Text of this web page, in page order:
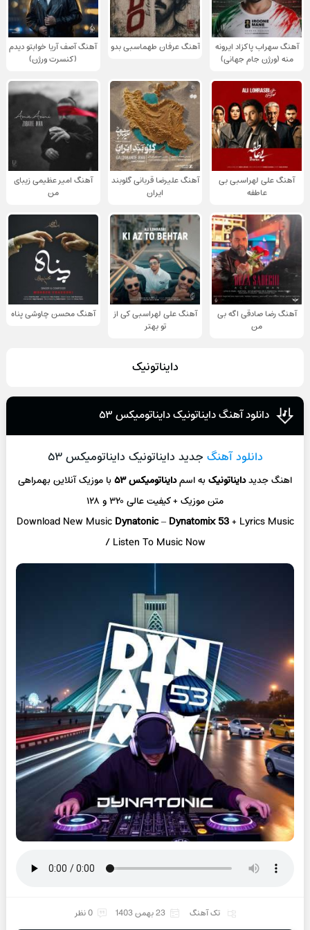
آهنگ سهراب پاکزاد ایرونه
منه (ورژن جام جهانی)
آهنگ عرفان طهماسبی بدو
آهنگ آصف آریا خوابتو دیدم
(کنسرت ورژن)
آهنگ علی لهراسبی بی
عاطفه
آهنگ علیرضا قربانی گلوبند
ایران
آهنگ امیر عظیمی زیبای
من
آهنگ رضا صادقی اگه بی
من
آهنگ علی لهراسبی کی از
تو ‌بهتر
آهنگ محسن چاوشی پناه
دایناتونیک
دانلود آهنگ دایناتونیک دایناتومیکس ۵۳
دانلود آهنگ جدید دایناتونیک دایناتومیکس ۵۳
اهنگ جدیددایناتونیکبه اسمدایناتومیکس ۵۳ با موزیک آنلاینبهمراهی
متن موزیک + کیفیت عالی ۳۲۰ و ۱۲۸
Download New Music Dynatonic–Dynatomix 53+ Lyrics Music
/ Listen To Music Now
تک آهنگ 23 بهمن 1403 0 نظر